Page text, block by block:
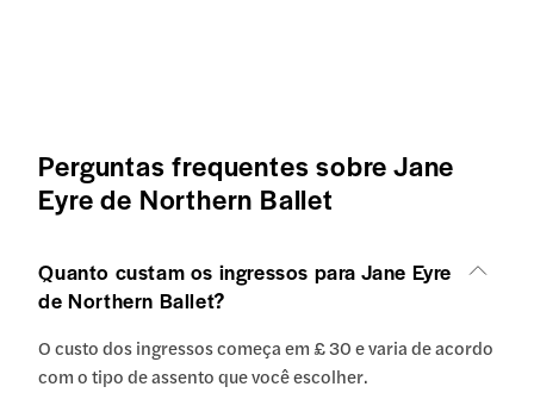
Perguntas frequentes sobre Jane
Eyre de Northern Ballet
Quanto custam os ingressos para Jane Eyre
de Northern Ballet?
O custo dos ingressos começa em £ 30 e varia de acordo
com o tipo de assento que você escolher.